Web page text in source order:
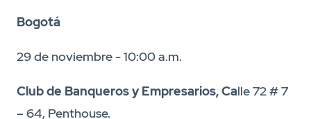
Bogotá
29 de noviembre - 10:00 a.m.
Club de Banqueros y Empresarios, Calle 72 # 7
– 64, Penthouse.